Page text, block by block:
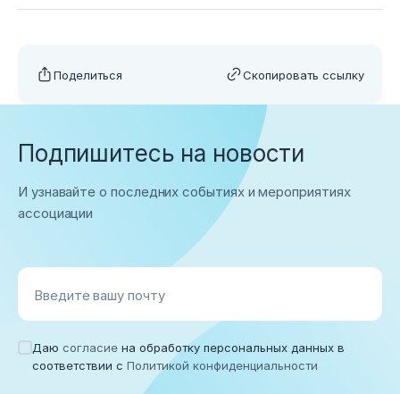
Поделиться Скопировать ссылку
Подпишитесь на новости
И узнавайте о последних событиях и мероприятиях
ассоциации
Введите вашу почту
Даю согласие на обработку персональных данных в
соответствии с Политикой конфиденциальности